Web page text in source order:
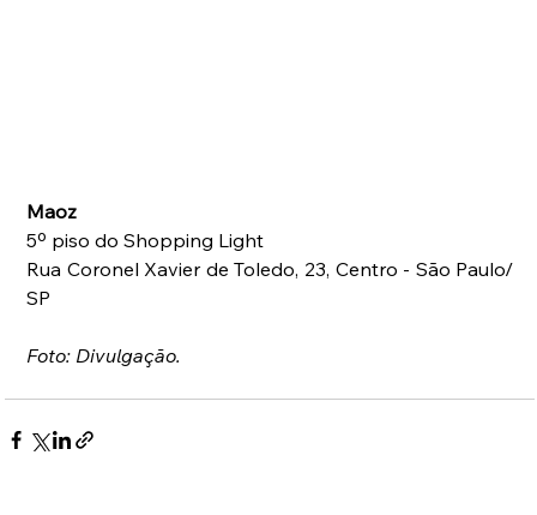
Maoz
5º piso do Shopping Light
Rua Coronel Xavier de Toledo, 23, Centro - São Paulo/
SP
Foto: Divulgação.